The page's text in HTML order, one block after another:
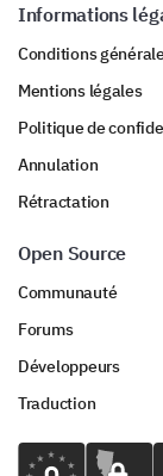
Informations
Conditions
Mentions légales
Politique de
Annulation
Rétractation
Open Source
Communauté
Forums
Développeurs
Traduction